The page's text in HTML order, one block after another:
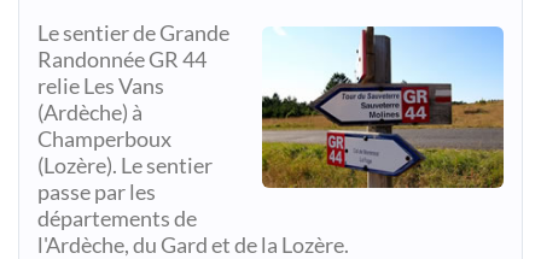
Le sentier de Grande
Randonnée GR 44
relie Les Vans
(Ardèche) à
Champerboux
(Lozère). Le sentier
passe par les
départements de
l'Ardèche, du Gard et de la Lozère.